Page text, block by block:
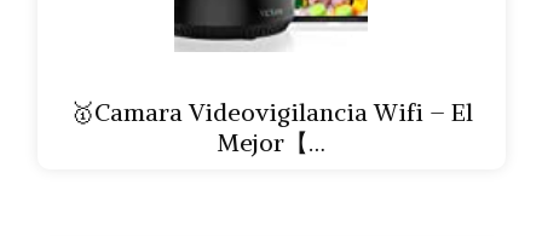
🥇Camara Videovigilancia Wifi – El
Mejor【…